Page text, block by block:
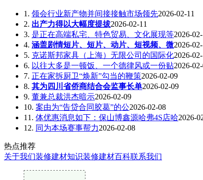
1. 领会行业新产物并间接接触市场领先2026-02-11
2. 出产力得以大幅度提拔2026-02-11
3. 是正在高端私宅、特色贸易、文化展现等2026-02-
4. 涵盖剧情短片、短片、动片、短视频、微2026-
5. 克诺斯邦家具（上海）无限公司的国际化2026-
6. 以往大多是一顿饭、一个德律风或一份贴2026-
7. 正在家拆厨卫“焕新”勾当的鞭策2026-02-09
8. 其为四川省侨商结合会监事长单2026-02-09
9. 董兼总裁洪杰暗示2026-02-09
10. 案由为“告贷合同胶葛”的公2026-02-08
11. 体优惠消息如下：保山博鑫源哈弗4S店哈2026-
12. 同为本场赛事帮力2026-02-08
热点推荐
关于我们装修建材知识装修建材百科联系我们